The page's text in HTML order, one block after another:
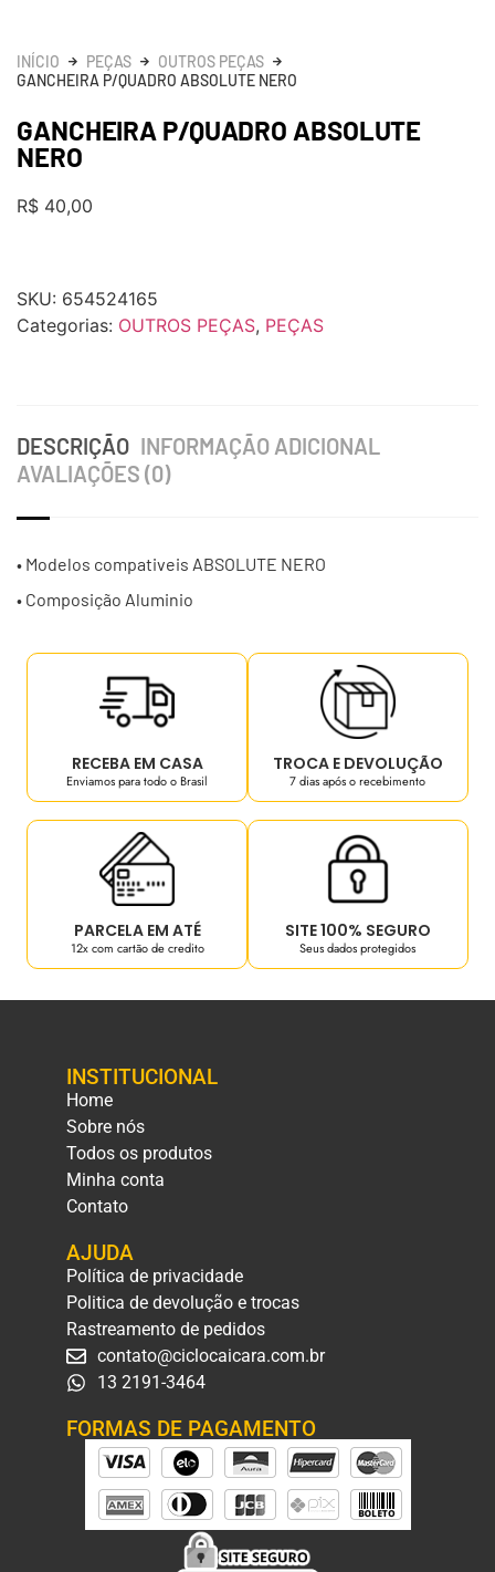
INÍCIO PEÇAS
OUTROS PEÇAS
GANCHEIRA P/QUADRO ABSOLUTE NERO
GANCHEIRA P/QUADRO ABSOLUTE
NERO
R$ 40,00
SKU: 654524165
Categorias: OUTROS PEÇAS, PEÇAS
DESCRIÇÃO INFORMAÇÃO ADICIONAL
AVALIAÇÕES (0)
• Modelos compativeis ABSOLUTE NERO
• Composição Aluminio
RECEBA EM CASA
Enviamos para todo o Brasil
TROCA E DEVOLUÇÃO
7 dias após o recebimento
PARCELA EM ATÉ
12x com cartão de credito
SITE 100% SEGURO
Seus dados protegidos
INSTITUCIONAL
Home
Sobre nós
Todos os produtos
Minha conta
Contato
AJUDA
Política de privacidade
Politica de devolução e trocas
Rastreamento de pedidos
contato@ciclocaicara.com.br
13 2191-3464
FORMAS DE PAGAMENTO